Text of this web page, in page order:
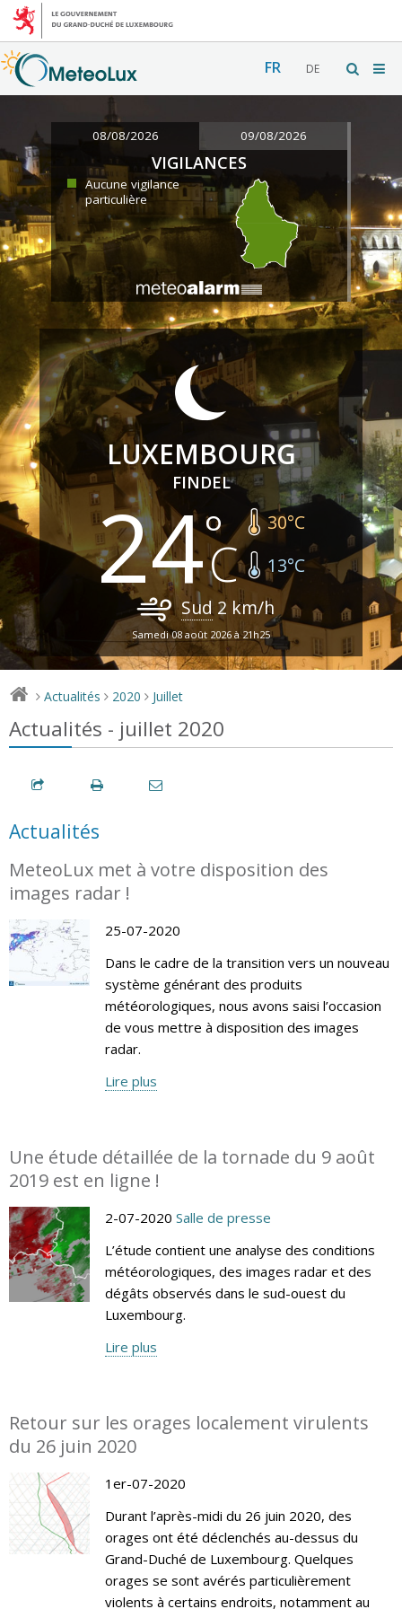
FR DE
08/08/2026 09/08/2026
VIGILANCES
Aucune vigilance
particulière
LUXEMBOURG
FINDEL
24 30°C
13°C
Sud 2 km/h
Samedi 08 août 2026 à 21h25
> Actualités > 2020 > Juillet
Actualités - juillet 2020
Actualités
MeteoLux met à votre disposition des
images radar !
25-07-2020
Dans le cadre de la transition vers un nouveau
système générant des produits
météorologiques, nous avons saisi l’occasion
de vous mettre à disposition des images
radar.
Lire plus
Une étude détaillée de la tornade du 9 août
2019 est en ligne !
2-07-2020 Salle de presse
L’étude contient une analyse des conditions
météorologiques, des images radar et des
dégâts observés dans le sud-ouest du
Luxembourg.
Lire plus
Retour sur les orages localement virulents
du 26 juin 2020
1er-07-2020
Durant l’après-midi du 26 juin 2020, des
orages ont été déclenchés au-dessus du
Grand-Duché de Luxembourg. Quelques
orages se sont avérés particulièrement
violents à certains endroits, notamment au